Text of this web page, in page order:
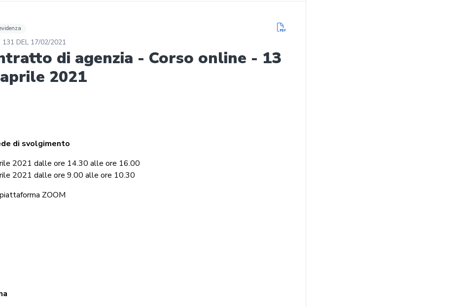
131 DEL 17/02/2021
di agenzia - Corso online - 13
2021
di svolgimento
2021 dalle ore 14.30 alle ore 16.00
2021 dalle ore 9.00 alle ore 10.30
ZOOM